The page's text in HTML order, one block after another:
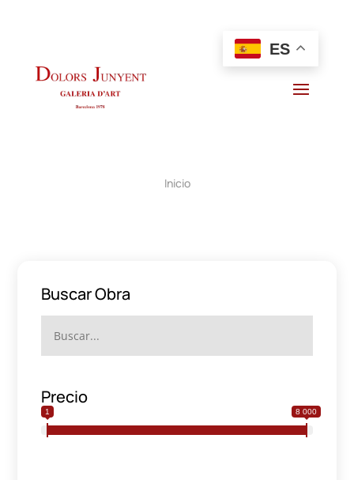
ES
Inicio
Buscar Obra
Precio
1 8 000